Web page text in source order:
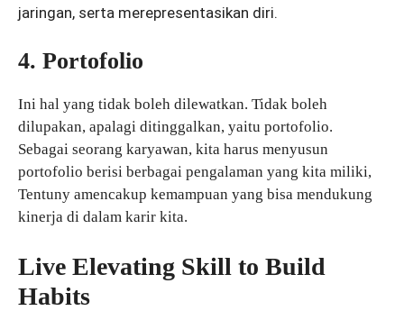
jaringan, serta merepresentasikan diri.
4. Portofolio
Ini hal yang tidak boleh dilewatkan. Tidak boleh
dilupakan, apalagi ditinggalkan, yaitu portofolio.
Sebagai seorang karyawan, kita harus menyusun
portofolio berisi berbagai pengalaman yang kita miliki,
Tentuny amencakup kemampuan yang bisa mendukung
kinerja di dalam karir kita.
Live Elevating Skill to Build
Habits